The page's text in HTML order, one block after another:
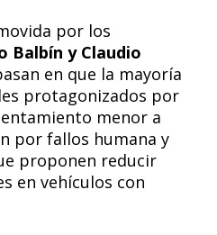
por los
Balbín y Claudio
en que la mayoría
protagonizados por
menor a
por fallos humana y
proponen reducir
en vehículos con